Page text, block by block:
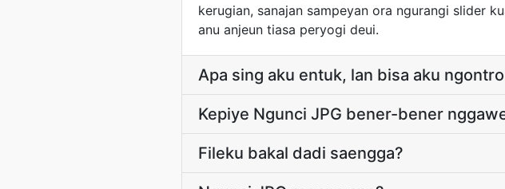
kerugian, sanajan sampeyan ora ngurangi slider
anu anjeun tiasa peryogi deui.
Apa sing aku entuk, lan bisa aku
Kepiye Ngunci JPG bener-bener
Fileku bakal dadi saengga?